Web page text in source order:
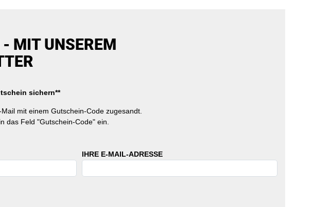
MIT UNSEREM
sichern**
mit einem Gutschein-Code zugesandt.
das Feld "Gutschein-Code" ein.
IHRE E-MAIL-ADRESSE